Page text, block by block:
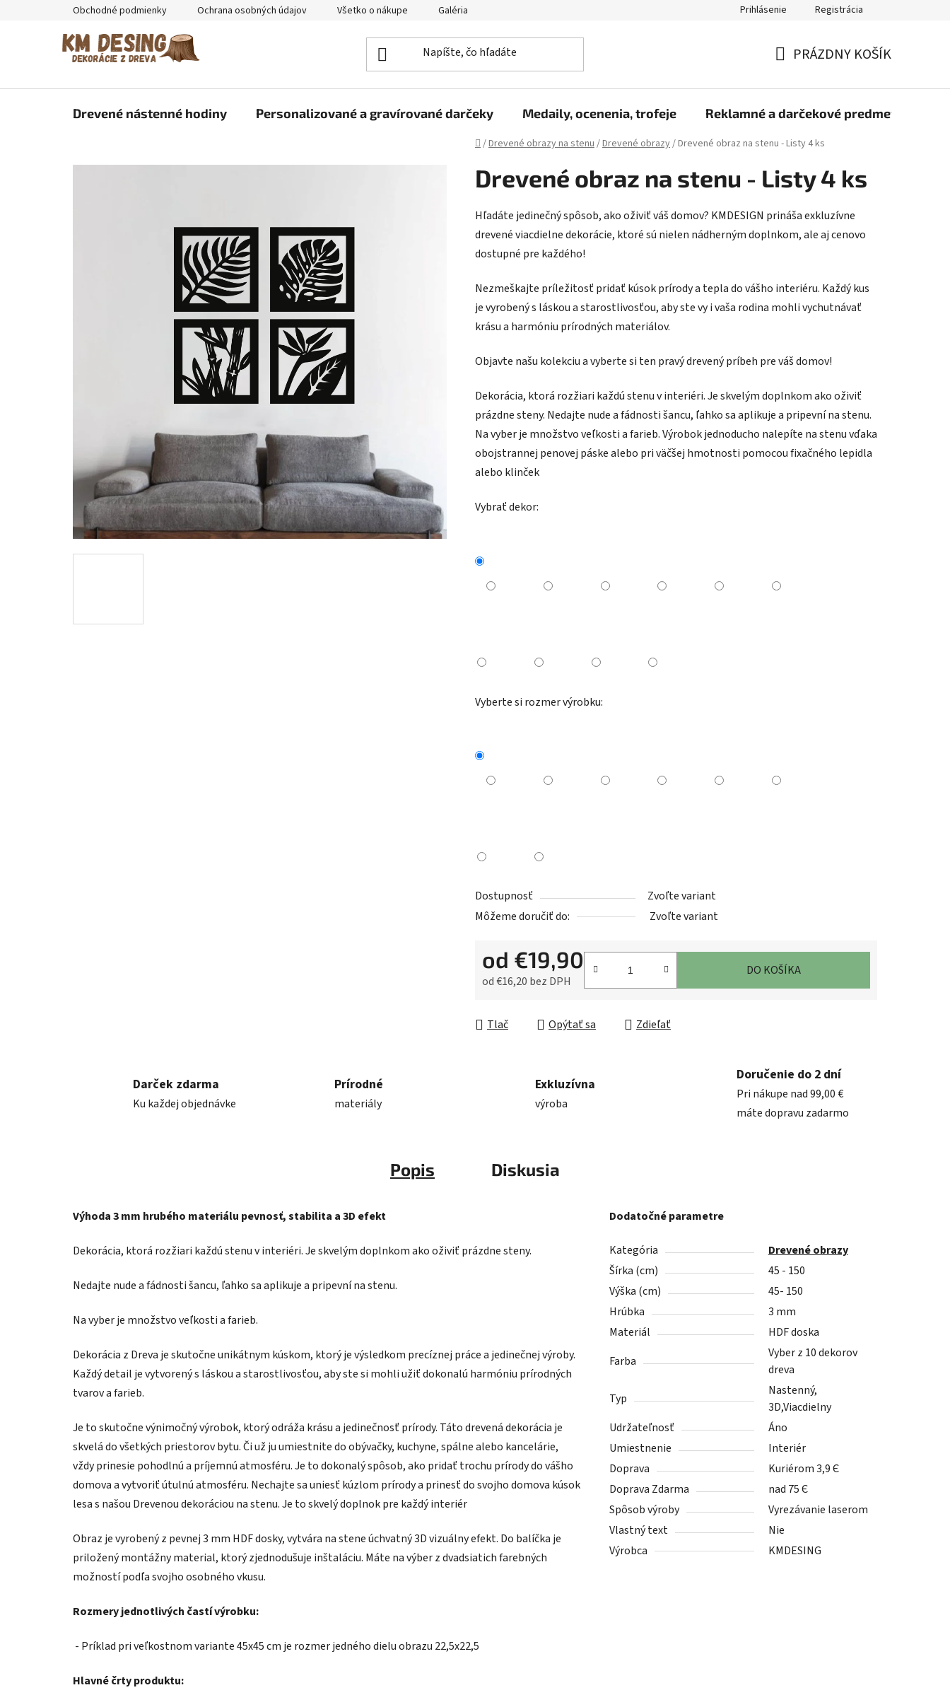
Obchodné podmienky Ochrana osobných údajov Všetko o nákupe Galéria Formulár na odstúpenie od zmluvy O nás
Prihlásenie Registrácia
KOŠÍK
PRÁZDNY KOŠÍK
Drevené nástenné hodiny Personalizované a gravírované darčeky Medaily, ocenenia, trofeje Reklamné a darčekové predmety
Domov
/Drevené obrazy na stenu/Drevené obrazy/Drevené obraz na stenu - Listy 4 ks
Drevené obraz na stenu - Listy 4 ks
Hľadáte jedinečný spôsob, ako oživiť váš domov? KMDESIGN prináša exkluzívne
drevené viacdielne dekorácie, ktoré sú nielen nádherným doplnkom, ale aj cenovo
dostupné pre každého!
Nezmeškajte príležitosť pridať kúsok prírody a tepla do vášho interiéru. Každý kus
je vyrobený s láskou a starostlivosťou, aby ste vy i vaša rodina mohli vychutnávať
krásu a harmóniu prírodných materiálov.
Objavte našu kolekciu a vyberte si ten pravý drevený príbeh pre váš domov!
Dekorácia, ktorá rozžiari každú stenu v interiéri. Je skvelým doplnkom ako oživiť
prázdne steny. Nedajte nude a fádnosti šancu, ľahko sa aplikuje a pripevní na stenu.
Na vyber je množstvo veľkosti a farieb. Výrobok jednoducho nalepíte na stenu vďaka
obojstrannej penovej páske alebo pri väčšej hmotnosti pomocou fixačného lepidla
alebo klinček
Vybrať dekor:
Vyberte si rozmer výrobku:
Dostupnosť
Zvoľte variant
Môžeme doručiť do:
Zvoľte variant
od €19,90
od€16,20 bez DPH
DO KOŠÍKA
Tlač Opýtať sa Zdieľať
Darček zdarma
Ku každej objednávke
Prírodné
materiály
Exkluzívna
výroba
Doručenie do 2 dní
Pri nákupe nad 99,00 €
máte dopravu zadarmo
Popis Diskusia
Výhoda 3 mm hrubého materiálu pevnosť, stabilita a 3D efekt
Dekorácia, ktorá rozžiari každú stenu v interiéri. Je skvelým doplnkom ako oživiť prázdne steny.
Nedajte nude a fádnosti šancu, ľahko sa aplikuje a pripevní na stenu.
Na vyber je množstvo veľkosti a farieb.
Dekorácia z Dreva je skutočne unikátnym kúskom, ktorý je výsledkom precíznej práce a jedinečnej výroby.
Každý detail je vytvorený s láskou a starostlivosťou, aby ste si mohli užiť dokonalú harmóniu prírodných
tvarov a farieb.
Je to skutočne výnimočný výrobok, ktorý odráža krásu a jedinečnosť prírody. Táto drevená dekorácia je
skvelá do všetkých priestorov bytu. Či už ju umiestnite do obývačky, kuchyne, spálne alebo kancelárie,
vždy prinesie pohodlnú a príjemnú atmosféru. Je to dokonalý spôsob, ako pridať trochu prírody do vášho
domova a vytvoriť útulnú atmosféru. Nechajte sa uniesť kúzlom prírody a prinesť do svojho domova kúsok
lesa s našou Drevenou dekoráciou na stenu. Je to skvelý doplnok pre každý interiér
Obraz je vyrobený z pevnej 3 mm HDF dosky, vytvára na stene úchvatný 3D vizuálny efekt. Do balíčka je
priložený montážny material, ktorý zjednodušuje inštaláciu. Máte na výber z dvadsiatich farebných
možností podľa svojho osobného vkusu.
Rozmery jednotlivých častí výrobku:
- Príklad pri veľkostnom variante 45x45 cm je rozmer jedného dielu obrazu 22,5x22,5
Hlavné črty produktu:
Dodatočné parametre
Kategória
Drevené obrazy
Šírka (cm)
45 - 150
Výška (cm)
45- 150
Hrúbka
3 mm
Materiál
HDF doska
Farba
Vyber z 10 dekorov
dreva
Typ
Nastenný,
3D,Viacdielny
Udržateľnosť
Áno
Umiestnenie
Interiér
Doprava
Kuriérom 3,9 Є
Doprava Zdarma
nad 75 Є
Spôsob výroby
Vyrezávanie laserom
Vlastný text
Nie
Výrobca
KMDESING